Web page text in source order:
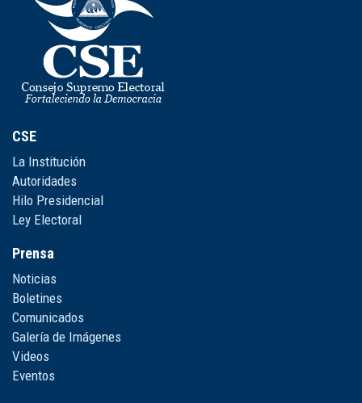
CSE
La Institución
Autoridades
Hilo Presidencial
Ley Electoral
Prensa
Noticias
Boletines
Comunicados
Galería de Imágenes
Videos
Eventos